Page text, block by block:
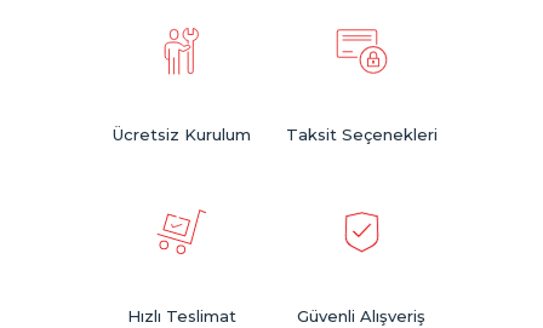
Ücretsiz Kurulum Taksit Seçenekleri
Hızlı Teslimat Güvenli Alışveriş